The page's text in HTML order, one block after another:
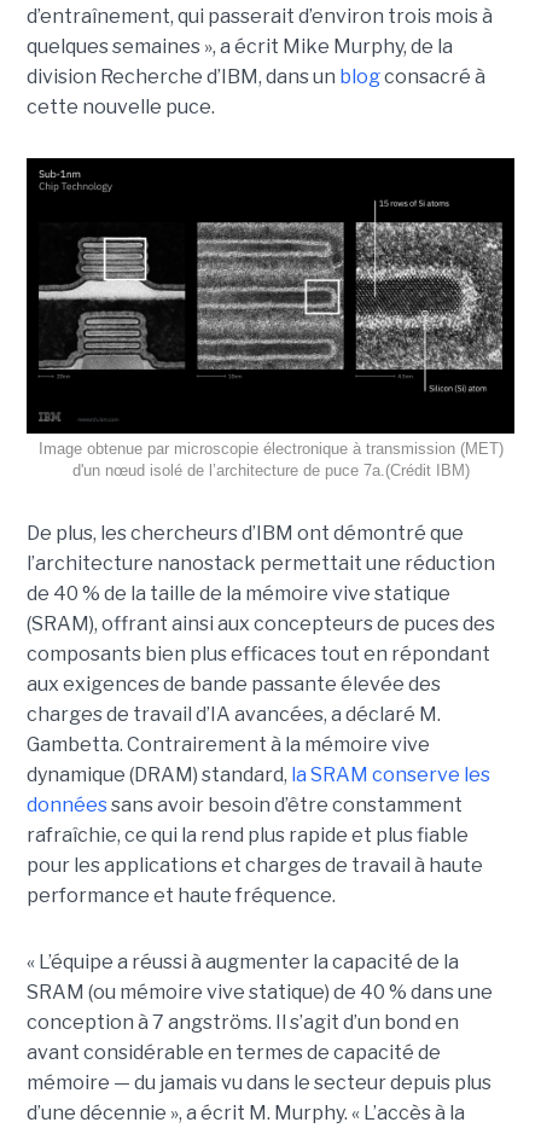
d’entraînement, qui passerait d’environ trois mois à
quelques semaines », a écrit Mike Murphy, de la
division Recherche d’IBM, dans un blogconsacré à
cette nouvelle puce.
Image obtenue par microscopie électronique à transmission (MET)
d'un nœud isolé de l’architecture de puce 7a.(Crédit IBM)
De plus, les chercheurs d’IBM ont démontré que
l’architecture nanostack permettait une réduction
de 40 % de la taille de la mémoire vive statique
(SRAM), offrant ainsi aux concepteurs de puces des
composants bien plus efficaces tout en répondant
aux exigences de bande passante élevée des
charges de travail d’IA avancées, a déclaré M.
Gambetta. Contrairement à la mémoire vive
dynamique (DRAM) standard, la SRAM conserve les
donnéessans avoir besoin d’être constamment
rafraîchie, ce qui la rend plus rapide et plus fiable
pour les applications et charges de travail à haute
performance et haute fréquence.
« L’équipe a réussi à augmenter la capacité de la
SRAM (ou mémoire vive statique) de 40 % dans une
conception à 7 angströms. Il s’agit d’un bond en
avant considérable en termes de capacité de
mémoire — du jamais vu dans le secteur depuis plus
d’une décennie », a écrit M. Murphy. « L’accès à la